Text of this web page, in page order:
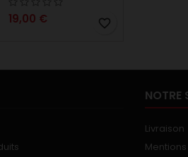
19,00 € favorite_border
NOTRE
Livraison